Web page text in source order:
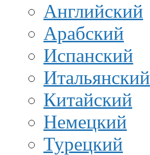
Английский
Арабский
Испанский
Итальянский
Китайский
Немецкий
Турецкий